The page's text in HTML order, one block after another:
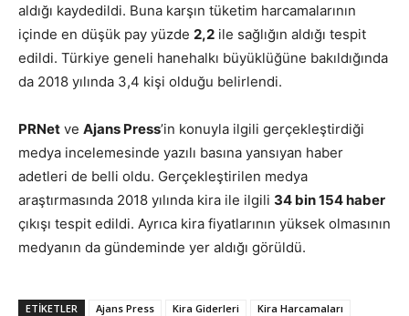
aldığı kaydedildi. Buna karşın tüketim harcamalarının
içinde en düşük pay yüzde 2,2 ile sağlığın aldığı tespit
edildi. Türkiye geneli hanehalkı büyüklüğüne bakıldığında
da 2018 yılında 3,4 kişi olduğu belirlendi.
PRNet ve Ajans Press’in konuyla ilgili gerçekleştirdiği
medya incelemesinde yazılı basına yansıyan haber
adetleri de belli oldu. Gerçekleştirilen medya
araştırmasında 2018 yılında kira ile ilgili 34 bin 154 haber
çıkışı tespit edildi. Ayrıca kira fiyatlarının yüksek olmasının
medyanın da gündeminde yer aldığı görüldü.
ETIKETLER Ajans Press Kira Giderleri
Kira Harcamaları